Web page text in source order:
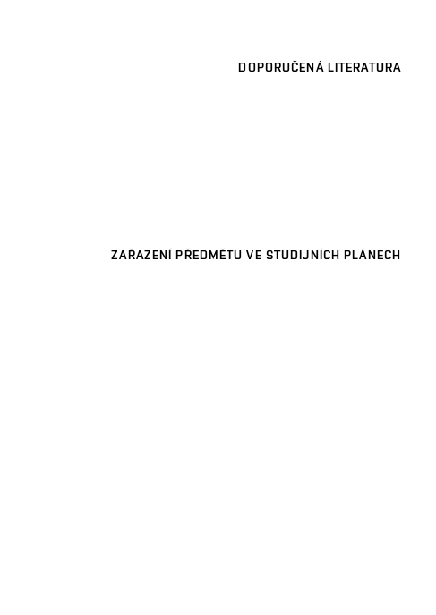
DOPORUČENÁ LITERATURA
ZAŘAZENÍ PŘEDMĚTU VE STUDIJNÍCH PLÁNECH